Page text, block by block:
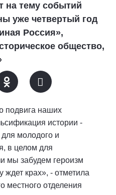
на тему событий
уже четвертый год
Россия»,
общество,
подвига наших
истории -
молодого и
в целом для
мы забудем героизм
ждет крах», - отметила
местного отделения